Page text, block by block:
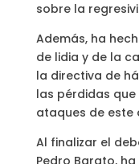
sobre la
Además, ha
de lidia y de la
la directiva de
las pérdidas
ataques de este
Al finalizar el